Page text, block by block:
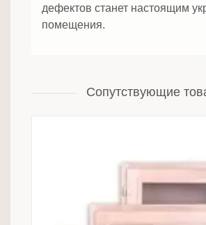
дефектов станет настоящим
помещения.
Сопутствующие